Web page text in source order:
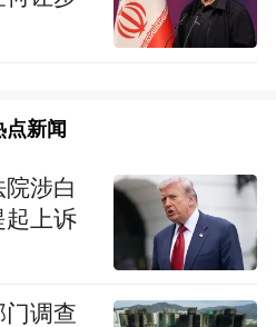
慧玲，副市长胡军波，
长沈学军，厅总规划师
中心党委书记、主任李
处、权益处、用途管制
志参加座谈。
点新闻
涉白
起上诉
门调查